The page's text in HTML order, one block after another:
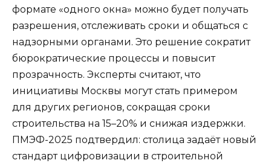
формате «одного окна» можно будет получать
разрешения, отслеживать сроки и общаться с
надзорными органами. Это решение сократит
бюрократические процессы и повысит
прозрачность. Эксперты считают, что
инициативы Москвы могут стать примером
для других регионов, сокращая сроки
строительства на 15–20% и снижая издержки.
ПМЭФ-2025 подтвердил: столица задаёт новый
стандарт цифровизации в строительной